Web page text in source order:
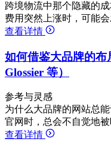
跨境物流中那个隐藏的
费用突然上涨时，可能
查看详情
如何借鉴大品牌的布
Glossier 等）
参考与灵感
为什么大品牌的网站总
官网时，总会不自觉地
查看详情